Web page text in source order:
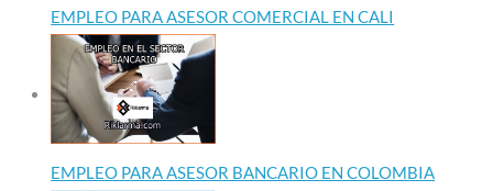
EMPLEO PARA ASESOR COMERCIAL EN CALI
EMPLEO PARA ASESOR BANCARIO EN COLOMBIA